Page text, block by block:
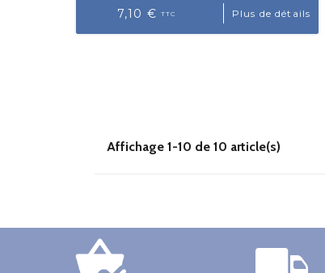
7,10 € TTC Plus de détails
Affichage 1-10 de 10 article(s)